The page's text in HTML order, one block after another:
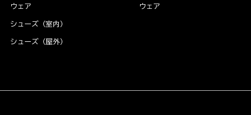
ウェア
シューズ（室内）
シューズ（屋外）
ウェア